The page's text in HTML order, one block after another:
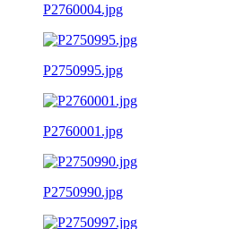
P2760004.jpg
P2750995.jpg
P2760001.jpg
P2750990.jpg